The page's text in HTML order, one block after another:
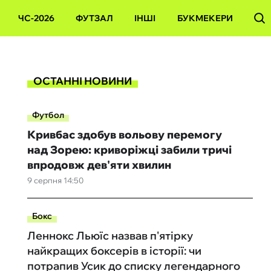
ЧС-2026 ФУТЗАЛ ІНШІ БУКМЕКЕРИ
ОСТАННІ НОВИНИ
Футбол
9 серпня 14:50
Кривбас здобув вольову перемогу
над Зорею: криворіжці забили тричі
впродовж дев'яти хвилин
Бокс
Леннокс Льюїс назвав п'ятірку
найкращих боксерів в історії: чи
потрапив Усик до списку легендарного